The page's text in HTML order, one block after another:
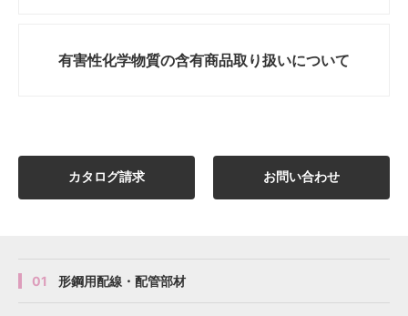
有害性化学物質の含有商品取り扱いについて
カタログ請求 お問い合わせ
01 形鋼用配線・配管部材